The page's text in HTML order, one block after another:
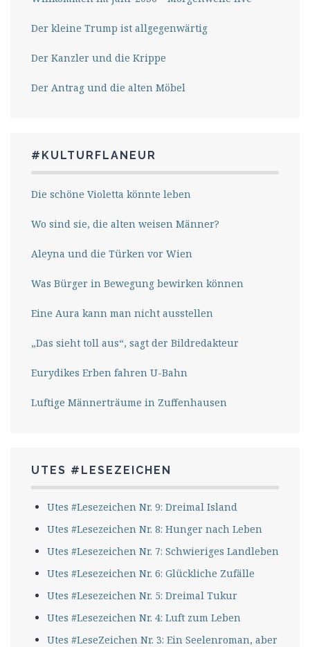
Der kleine Trump ist allgegenwärtig
Der Kanzler und die Krippe
Der Antrag und die alten Möbel
#KULTURFLANEUR
Die schöne Violetta könnte leben
Wo sind sie, die alten weisen Männer?
Aleyna und die Türken vor Wien
Was Bürger in Bewegung bewirken können
Eine Aura kann man nicht ausstellen
„Das sieht toll aus“, sagt der Bildredakteur
Eurydikes Erben fahren U-Bahn
Luftige Männerträume in Zuffenhausen
UTES #LESEZEICHEN
Utes #Lesezeichen Nr. 9: Dreimal Island
Utes #Lesezeichen Nr. 8: Hunger nach Leben
Utes #Lesezeichen Nr. 7: Schwieriges Landleben
Utes #Lesezeichen Nr. 6: Glückliche Zufälle
Utes #Lesezeichen Nr. 5: Dreimal Tukur
Utes #Lesezeichen Nr. 4: Luft zum Leben
Utes #LeseZeichen Nr. 3: Ein Seelenroman, aber